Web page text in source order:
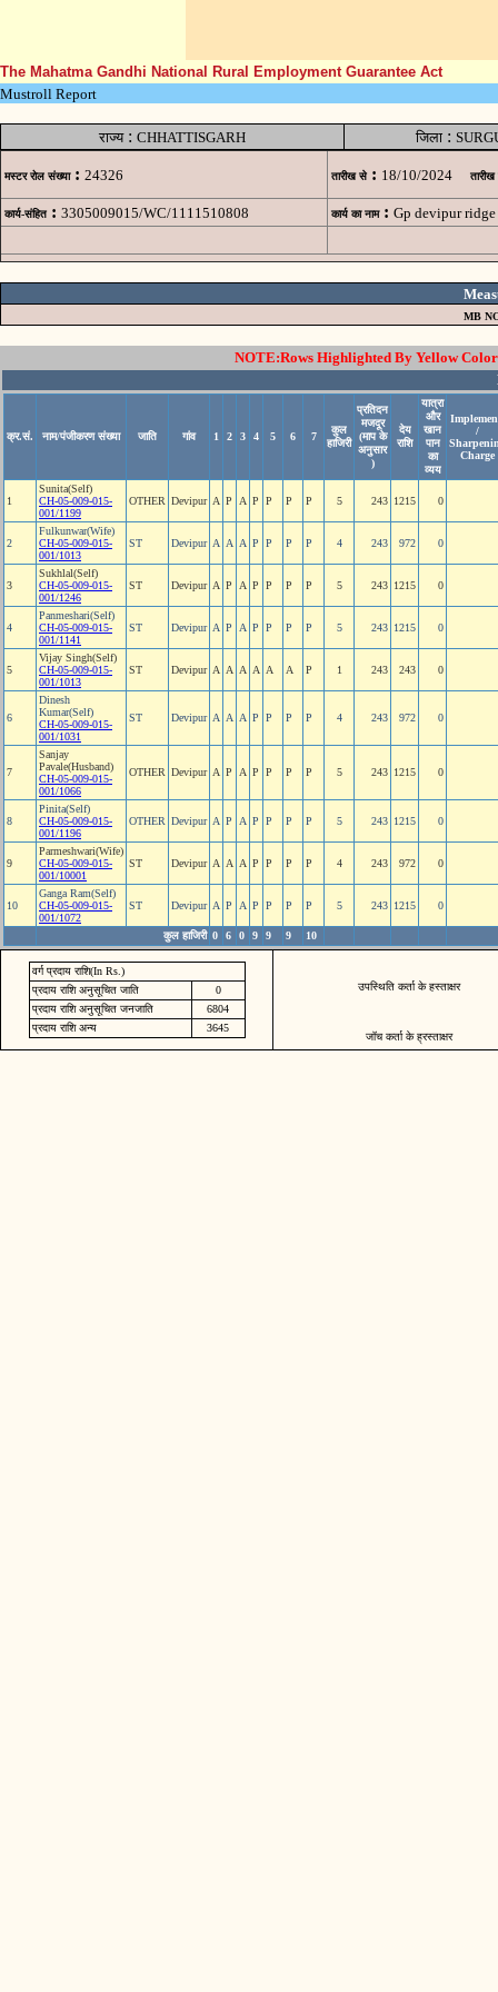
The Mahatma Gandhi National Rural Employment Guarantee Act
Mustroll Report
राज्य: CHHATTISGARH जिला:
मस्टर रोल संख्या : 24326 तारीख से : 18/10/2024 तारीख
कार्य-संहित : 3305009015/WC/1111510808 कार्य का नाम : Gp devipur
MB
NOTE:Rows Highlighted By Yellow
क्र.सं. नाम/पंजीकरण संख्या जाति गांव 1 2 3 4 5 6 7
कुल
हाजिरी
प्रतिदन
मजदूर
(माप के
अनुसार
)
देय
राशि
यात्रा
और
खान
पान
का
व्यय
/
Charge
1
Sunita(Self)
CH-05-009-015-
001/1199
OTHER Devipur A P A P P P P 5 243 1215 0
2
Fulkunwar(Wife)
CH-05-009-015-
001/1013
ST Devipur A A A P P P P 4 243 972 0
3
Sukhlal(Self)
CH-05-009-015-
001/1246
ST Devipur A P A P P P P 5 243 1215 0
4
Panmeshari(Self)
CH-05-009-015-
001/1141
ST Devipur A P A P P P P 5 243 1215 0
5
Vijay Singh(Self)
CH-05-009-015-
001/1013
ST Devipur A A A A A A P 1 243 243 0
6
Dinesh
Kumar(Self)
CH-05-009-015-
001/1031
ST Devipur A A A P P P P 4 243 972 0
7
Sanjay
Pavale(Husband)
CH-05-009-015-
001/1066
OTHER Devipur A P A P P P P 5 243 1215 0
8
Pinita(Self)
CH-05-009-015-
001/1196
OTHER Devipur A P A P P P P 5 243 1215 0
9
Parmeshwari(Wife)
CH-05-009-015-
001/10001
ST Devipur A A A P P P P 4 243 972 0
10
Ganga Ram(Self)
CH-05-009-015-
001/1072
ST Devipur A P A P P P P 5 243 1215 0
कुल हाजिरी 0 6 0 9 9 9 10
वर्ग प्रदाय राशि(In Rs.)
प्रदाय राशि अनुसूचित जाति
0
प्रदाय राशि अनुसूचित जनजाति
6804
प्रदाय राशि अन्य
3645
उपस्थिति कर्ता के हस्ताक्षर
जॉच कर्ता के ह्रस्ताक्षर